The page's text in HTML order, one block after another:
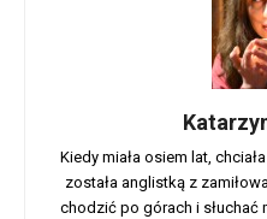
Kiedy miała osiem lat,
została anglistką z
chodzić po górach i słuchać